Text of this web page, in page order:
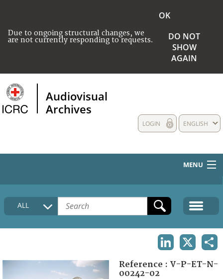
Due to ongoing structural changes, we
are not currently responding to requests.
OK
DO NOT
SHOW
AGAIN
Audiovisual
Archives
ENGLISH
LOGIN
MENU
HOME
COLLECTIONS DESCRIPTION
FAQ
ALL
Reference : V-P-ET-N-
00242-02